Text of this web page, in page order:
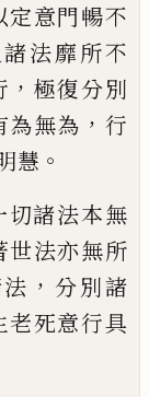
定意門暢不
法靡所不
， 極復分別
為無為 ， 行
慧 。
切諸法本無
世法亦無所
， 分別諸
老死意行具